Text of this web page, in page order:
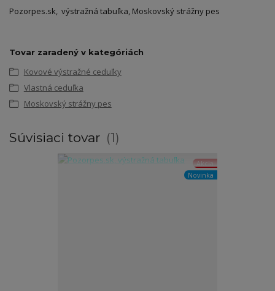
Pozorpes.sk, výstražná tabuľka, Moskovský strážny pes
Tovar zaradený v kategóriách
Kovové výstražné ceduľky
Vlastná ceduľka
Moskovský strážny pes
Súvisiaci tovar 1
Akcia
Novinka